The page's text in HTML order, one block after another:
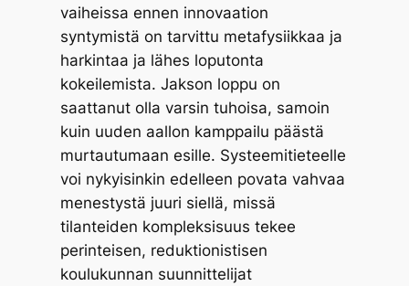
vaiheissa ennen innovaation
syntymistä on tarvittu metafysiikkaa ja
harkintaa ja lähes loputonta
kokeilemista. Jakson loppu on
saattanut olla varsin tuhoisa, samoin
kuin uuden aallon kamppailu päästä
murtautumaan esille. Systeemitieteelle
voi nykyisinkin edelleen povata vahvaa
menestystä juuri siellä, missä
tilanteiden kompleksisuus tekee
perinteisen, reduktionistisen
koulukunnan suunnittelijat